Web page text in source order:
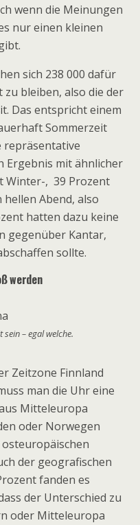
wenn die Meinungen
nur einen kleinen
sich 238 000 dafür
bleiben, also die der
Das entspricht einem
Sommerzeit
repräsentative
Ergebnis mit ähnlicher
Winter-, 39 Prozent
Abend, also
hatten dazu keine
gegenüber Kantar,
sollte.
werden
– egal welche.
Zeitzone Finnland
man die Uhr eine
Mitteleuropa
oder Norwegen
der geografischen
fanden es
der Unterschied zu
oder Mitteleuropa